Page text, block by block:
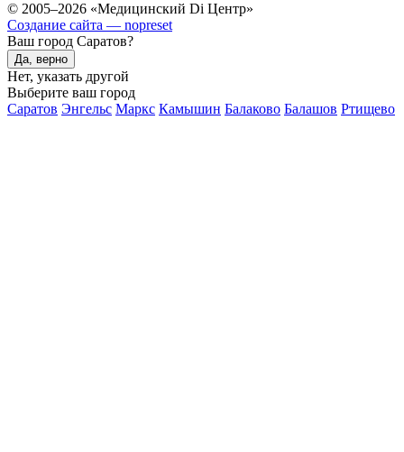
© 2005–2026 «Медицинский Di Центр»
Создание сайта — nopreset
Ваш город Саратов?
Да, верно
Нет, указать другой
Выберите ваш город
Саратов Энгельс Маркс Камышин Балаково Балашов Ртищево